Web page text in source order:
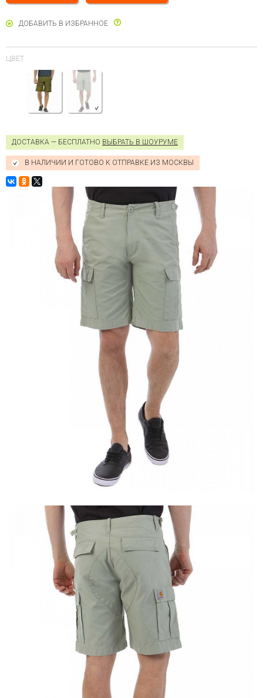
ДОБАВИТЬ В ИЗБРАННОЕ
ЦВЕТ
ДОСТАВКА — БЕСПЛАТНО ВЫБРАТЬ В ШОУРУМЕ
В НАЛИЧИИ И ГОТОВО К ОТПРАВКЕ ИЗ МОСКВЫ